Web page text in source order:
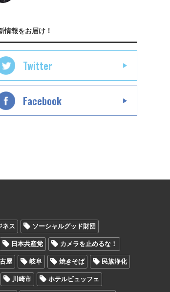
情報をお届け！
Twitter
Facebook
ネス ソーシャルグッド財団
日本共産党 カメラを止めるな！
屋 岐阜 焼きそば 民族浄化
川崎市 ホテルビュッフェ